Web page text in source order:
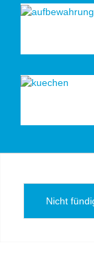
Nicht